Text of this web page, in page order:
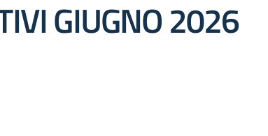
GIUGNO 2026